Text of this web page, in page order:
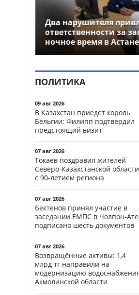
Два нарушителя
ответственности за
ночное время в Астане
ПОЛИТИКА
09 авг 2026
В Казахстан приедет король
Бельгии: Филипп подтвердил
предстоящий визит
07 авг 2026
Токаев поздравил жителей
Северо-Казахстанской области
с 90-летием региона
07 авг 2026
Бектенов принял участие в
заседании ЕМПС в Чолпон-
подписано шесть документов
07 авг 2026
Возвращённые активы: 1,4
млрд тг направили на
модернизацию
Акмолинской области